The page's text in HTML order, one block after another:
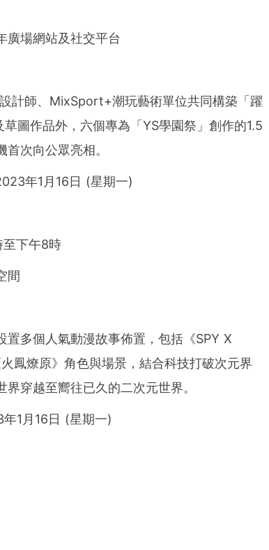
廣場網站及社交平台
計師、MixSport+潮玩藝術單位共同構築「躍
圖作品外，六個專為「YS學園祭」創作的1.5
次向公眾亮相。
年1月16日 (星期一)
至下午8時
間
多個人氣動漫故事佈置，包括《SPY X
鳳燎原》角色與場景，結合科技打破次元界
穿越至嚮往已久的二次元世界。
1月16日 (星期一)